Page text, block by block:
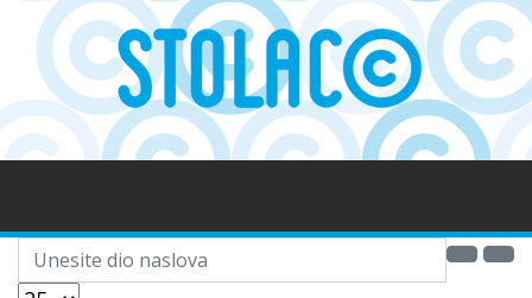
Unesite dio naslova